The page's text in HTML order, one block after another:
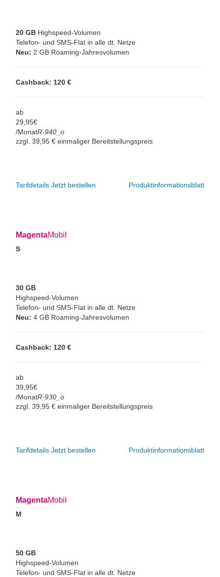
20 GB Highspeed-Volumen
Telefon- und SMS-Flat in alle dt. Netze
Neu: 2 GB Roaming-Jahresvolumen
Cashback: 120 €
ab
29, 95€
/MonatR-940_o
zzgl. 39,95 € einmaliger Bereitstellungspreis
Produktinformationsblatt
Tarifdetails Jetzt bestellen
MagentaMobil
S
30 GB
Highspeed-Volumen
Telefon- und SMS-Flat in alle dt. Netze
Neu: 4 GB Roaming-Jahresvolumen
Cashback: 120 €
ab
39, 95€
/MonatR-930_o
zzgl. 39,95 € einmaliger Bereitstellungspreis
Produktinformationsblatt
Tarifdetails Jetzt bestellen
MagentaMobil
M
50 GB
Highspeed-Volumen
Telefon- und SMS-Flat in alle dt. Netze